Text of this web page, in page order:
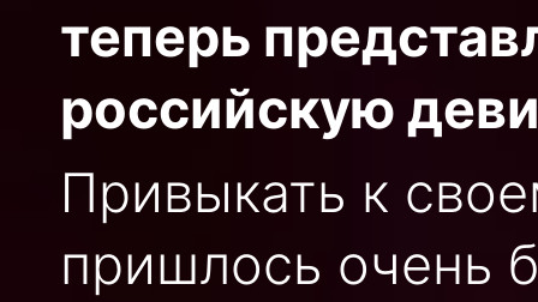
теперь
российскую
Привыкать к
пришлось очень